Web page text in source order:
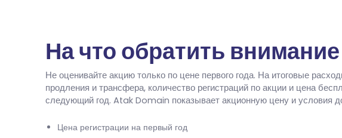
На что обратить
Не оценивайте акцию только по цене первого года. На итоговые
продления и трансфера, количество регистраций по акции и цена
следующий год. Atak Domain показывает акционную цену и условия
Цена регистрации на первый год